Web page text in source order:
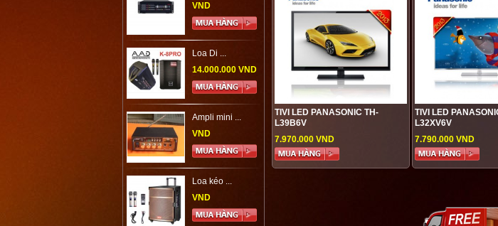
VND
Loa Di ...
14.000.000 VND
Ampli mini ...
VND
Loa kéo ...
VND
TIVI LED PANASONIC TH-
L39B6V
7.970.000 VND
TIVI LED
L32XV6V
7.790.000 VND